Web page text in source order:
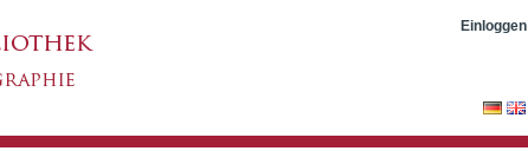
compulsive disorder delivered via internet
approach
Einloggen